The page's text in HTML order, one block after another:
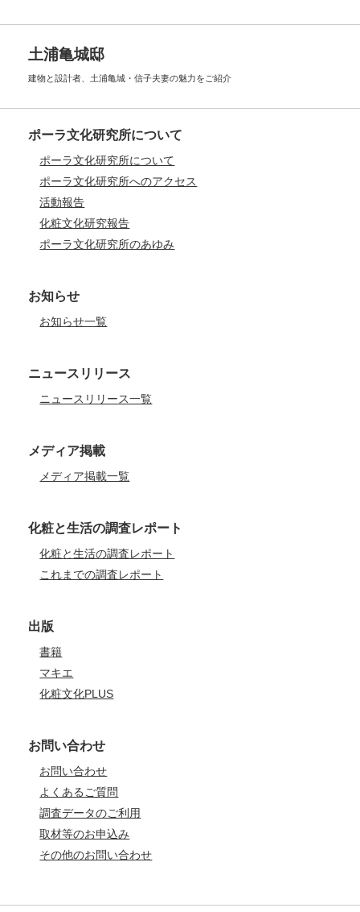
土浦亀城邸
建物と設計者、土浦亀城・信子夫妻の魅力をご紹介
ポーラ文化研究所について
ポーラ文化研究所について
ポーラ文化研究所へのアクセス
活動報告
化粧文化研究報告
ポーラ文化研究所のあゆみ
お知らせ
お知らせ一覧
ニュースリリース
ニュースリリース一覧
メディア掲載
メディア掲載一覧
化粧と生活の調査レポート
化粧と生活の調査レポート
これまでの調査レポート
出版
書籍
マキエ
化粧文化PLUS
お問い合わせ
お問い合わせ
よくあるご質問
調査データのご利用
取材等のお申込み
その他のお問い合わせ